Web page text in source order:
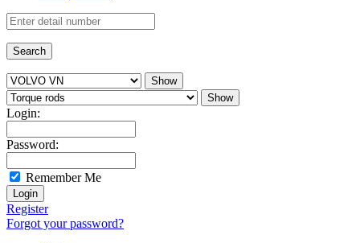
Login:
Password:
Remember Me
Register
Forgot your password?